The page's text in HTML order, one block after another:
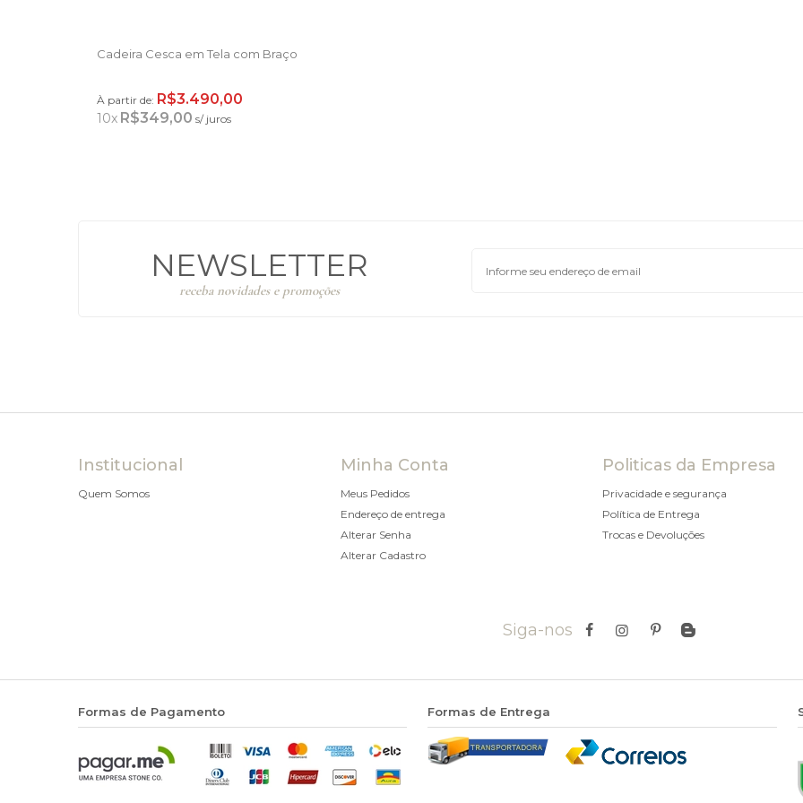
Cadeira Cesca em Tela com Braço
À partir de: R$3.490,00
10x R$349,00 s/ juros
NEWSLETTER
receba novidades e promoções
Institucional
Quem Somos
Minha Conta
Meus Pedidos
Endereço de entrega
Alterar Senha
Alterar Cadastro
Politicas da Empresa
Privacidade e segurança
Política de Entrega
Trocas e Devoluções
Siga-nos
Formas de Pagamento Formas de Entrega